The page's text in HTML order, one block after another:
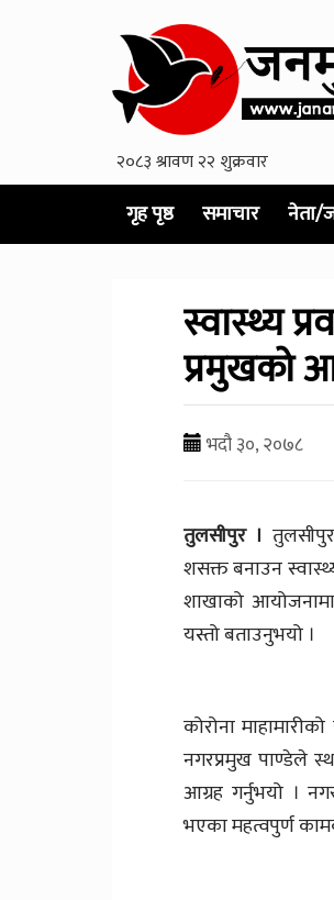
गृह पृष्ठ समाचार नेता/
स्वास्थ्य
प्रमुखको
भदौ ३०, २०७८
तुलसीपुर ।
शसक्त बनाउन
शाखाको
यस्तो बताउनुभयो ।
कोरोना
नगरप्रमुख पाण्डेले
आग्रह गर्नुभयो ।
भएका महत्वपुर्ण